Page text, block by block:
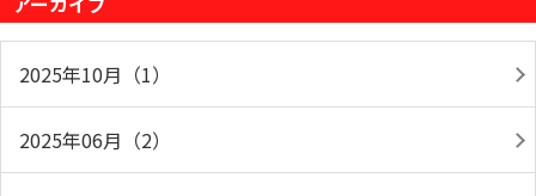
2025年10月（1）
2025年06月（2）